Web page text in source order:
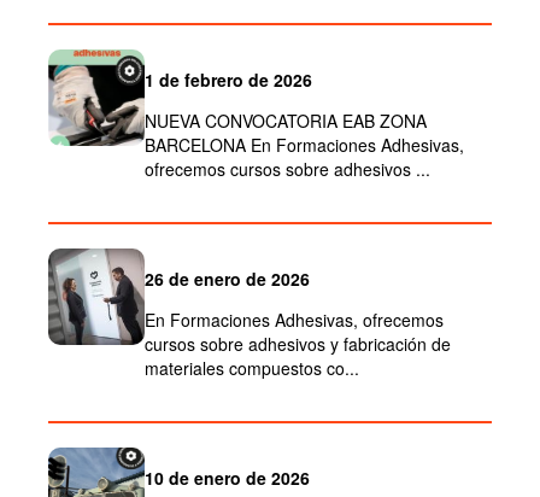
1 de febrero de 2026
NUEVA CONVOCATORIA EAB ZONA
BARCELONA En Formaciones Adhesivas,
ofrecemos cursos sobre adhesivos ...
26 de enero de 2026
En Formaciones Adhesivas, ofrecemos
cursos sobre adhesivos y fabricación de
materiales compuestos co...
10 de enero de 2026